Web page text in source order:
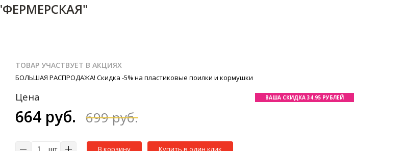
ТОВАР УЧАСТВУЕТ В АКЦИЯХ
БОЛЬШАЯ РАСПРОДАЖА! Скидка -5% на пластиковые поилки и кормушки
Цена
664 руб. 699 руб.
ВАША СКИДКА 34.95 РУБЛЕЙ
шт В корзину Купить в один клик